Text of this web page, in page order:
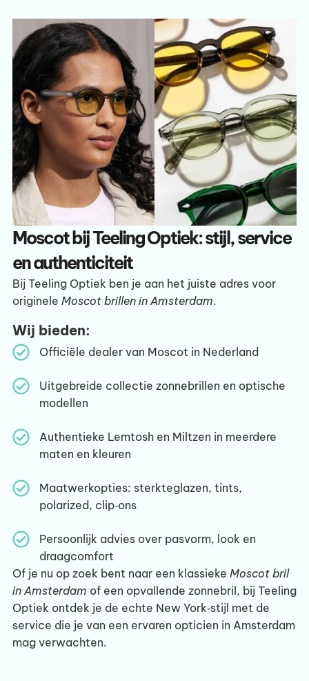
Moscot bij Teeling Optiek: stijl, service
en authenticiteit
Bij Teeling Optiek ben je aan het juiste adres voor
originele Moscot brillen in Amsterdam.
Wij bieden:
Officiële dealer van Moscot in Nederland
Uitgebreide collectie zonnebrillen en optische
modellen
Authentieke Lemtosh en Miltzen in meerdere
maten en kleuren
Maatwerkopties: sterkteglazen, tints,
polarized, clip‑ons
Persoonlijk advies over pasvorm, look en
draagcomfort
Of je nu op zoek bent naar een klassieke Moscot bril
in Amsterdam of een opvallende zonnebril, bij Teeling
Optiek ontdek je de echte New York‑stijl met de
service die je van een ervaren opticien in Amsterdam
mag verwachten.